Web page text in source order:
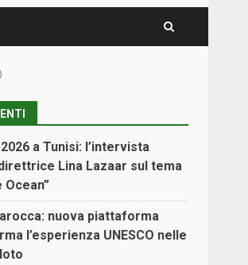
a Tunisi: l’intervista
Lina Lazaar sul tema
Ocean”
nuova piattaforma
l’esperienza UNESCO nelle